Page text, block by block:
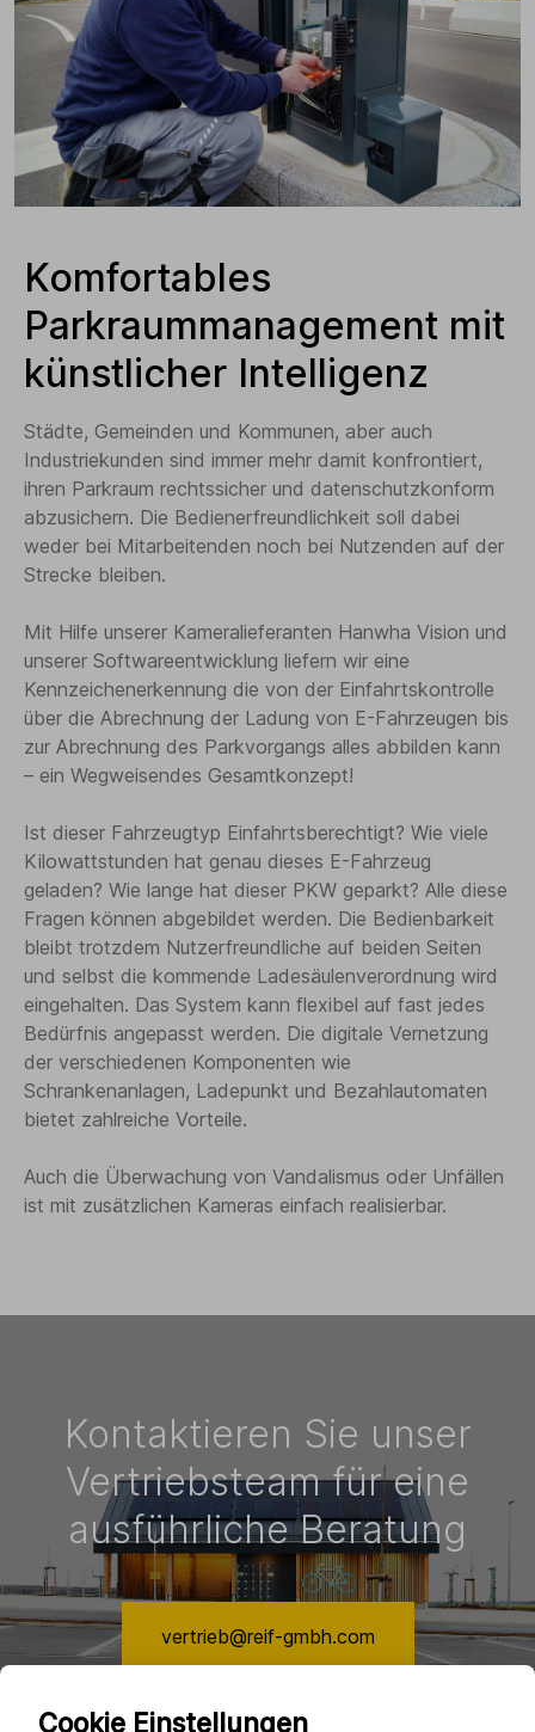
Komfortables
Parkraummanagement mit
künstlicher Intelligenz
Städte, Gemeinden und Kommunen, aber auch
Industriekunden sind immer mehr damit konfrontiert,
ihren Parkraum rechtssicher und datenschutzkonform
abzusichern. Die Bedienerfreundlichkeit soll dabei
weder bei Mitarbeitenden noch bei Nutzenden auf der
Strecke bleiben.
Mit Hilfe unserer Kameralieferanten Hanwha Vision und
unserer Softwareentwicklung liefern wir eine
Kennzeichenerkennung die von der Einfahrtskontrolle
über die Abrechnung der Ladung von E-Fahrzeugen bis
zur Abrechnung des Parkvorgangs alles abbilden kann
– ein Wegweisendes Gesamtkonzept!
Ist dieser Fahrzeugtyp Einfahrtsberechtigt? Wie viele
Kilowattstunden hat genau dieses E-Fahrzeug
geladen? Wie lange hat dieser PKW geparkt? Alle diese
Fragen können abgebildet werden. Die Bedienbarkeit
bleibt trotzdem Nutzerfreundliche auf beiden Seiten
und selbst die kommende Ladesäulenverordnung wird
eingehalten. Das System kann flexibel auf fast jedes
Bedürfnis angepasst werden. Die digitale Vernetzung
der verschiedenen Komponenten wie
Schrankenanlagen, Ladepunkt und Bezahlautomaten
bietet zahlreiche Vorteile.
Auch die Überwachung von Vandalismus oder Unfällen
ist mit zusätzlichen Kameras einfach realisierbar.
Kontaktieren Sie unser
Vertriebsteam für eine
ausführliche Beratung
vertrieb@reif-gmbh.com
Cookie Einstellungen